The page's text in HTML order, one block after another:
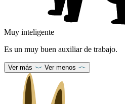
Muy inteligente
Es un muy buen auxiliar de trabajo.
Ver más Ver menos